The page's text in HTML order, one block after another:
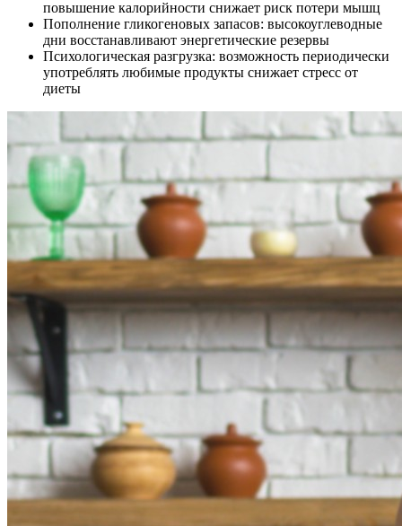
повышение калорийности снижает риск потери мышц
Пополнение гликогеновых запасов: высокоуглеводные
дни восстанавливают энергетические резервы
Психологическая разгрузка: возможность периодически
употреблять любимые продукты снижает стресс от
диеты